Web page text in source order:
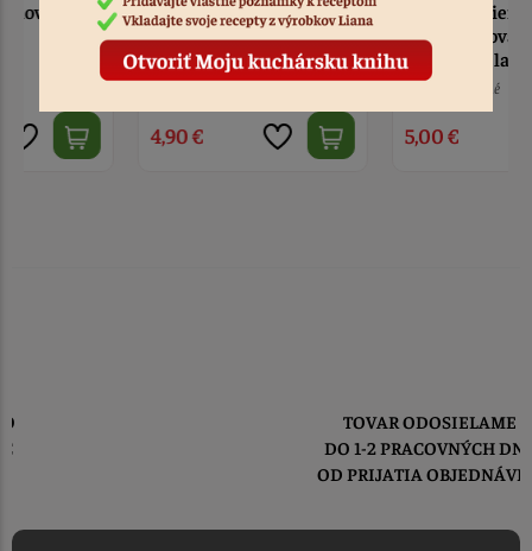
Zrkadlová poleva
karamel 250g
Kód: 2350
4,90 €
LOTUS nátierka z
karamelizovaných
sušienok Classic 400g
Nedostupné Kód: 3885
5,00 €
TOVAR ODOSIELAME
DO 1-2 PRACOVNÝCH DNÍ
OD PRIJATIA OBJEDNÁVKY